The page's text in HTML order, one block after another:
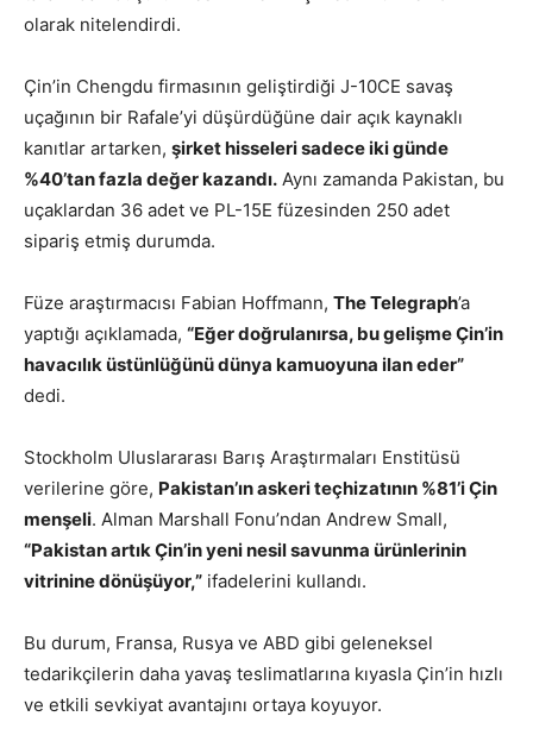
olarak nitelendirdi.
Çin’in Chengdu firmasının geliştirdiği J-10CE savaş
uçağının bir Rafale’yi düşürdüğüne dair açık kaynaklı
kanıtlar artarken, şirket hisseleri sadece iki günde
%40’tan fazla değer kazandı. Aynı zamanda Pakistan, bu
uçaklardan 36 adet ve PL-15E füzesinden 250 adet
sipariş etmiş durumda.
Füze araştırmacısı Fabian Hoffmann, The Telegraph’a
yaptığı açıklamada, “Eğer doğrulanırsa, bu gelişme Çin’in
havacılık üstünlüğünü dünya kamuoyuna ilan eder”
dedi.
Stockholm Uluslararası Barış Araştırmaları Enstitüsü
verilerine göre, Pakistan’ın askeri teçhizatının %81’i Çin
menşeli. Alman Marshall Fonu’ndan Andrew Small,
“Pakistan artık Çin’in yeni nesil savunma ürünlerinin
vitrinine dönüşüyor,” ifadelerini kullandı.
Bu durum, Fransa, Rusya ve ABD gibi geleneksel
tedarikçilerin daha yavaş teslimatlarına kıyasla Çin’in hızlı
ve etkili sevkiyat avantajını ortaya koyuyor.